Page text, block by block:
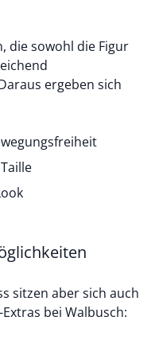
die sowohl die Figur
sitzen aber sich auch
bei Walbusch: